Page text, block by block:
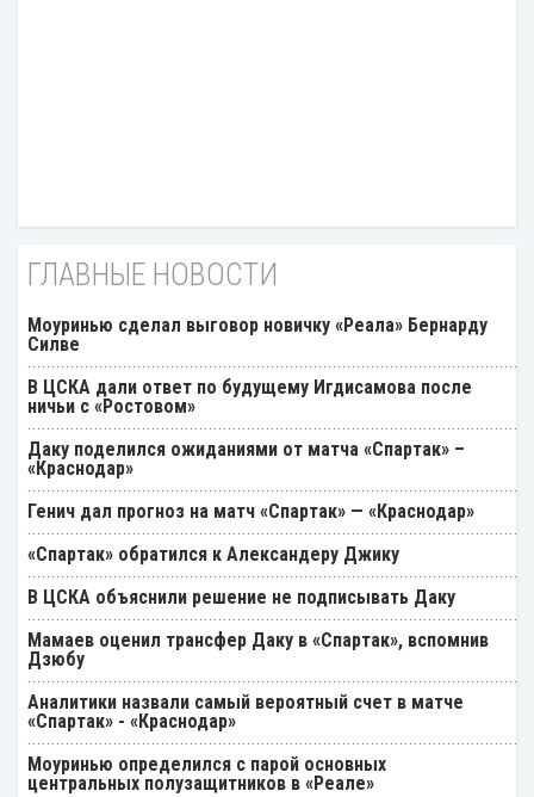
ГЛАВНЫЕ НОВОСТИ
Моуринью сделал выговор новичку «Реала» Бернарду
Силве
В ЦСКА дали ответ по будущему Игдисамова после
ничьи с «Ростовом»
Даку поделился ожиданиями от матча «Спартак» –
«Краснодар»
Генич дал прогноз на матч «Спартак» — «Краснодар»
«Спартак» обратился к Александеру Джику
В ЦСКА объяснили решение не подписывать Даку
Мамаев оценил трансфер Даку в «Спартак», вспомнив
Дзюбу
Аналитики назвали самый вероятный счет в матче
«Спартак» - «Краснодар»
Моуринью определился с парой основных
центральных полузащитников в «Реале»